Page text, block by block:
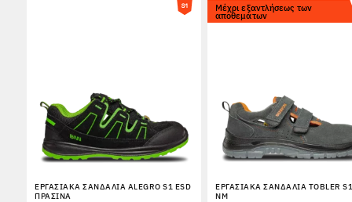
ΕΡΓΑΣΙΑΚΆ ΣΑΝΔΆΛΙΑ ALEGRO S1 ESD
ΠΡΆΣΙΝΑ
Μέχρι εξαντλήσεως των
αποθεμάτων
ΕΡΓΑΣΙΑΚΆ ΣΑΝΔΆΛΙΑ TOBLER
NM